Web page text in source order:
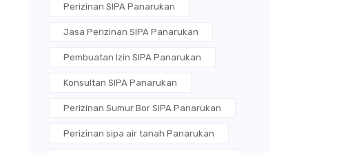
Perizinan SIPA Panarukan
Jasa Perizinan SIPA Panarukan
Pembuatan Izin SIPA Panarukan
Konsultan SIPA Panarukan
Perizinan Sumur Bor SIPA Panarukan
Perizinan sipa air tanah Panarukan